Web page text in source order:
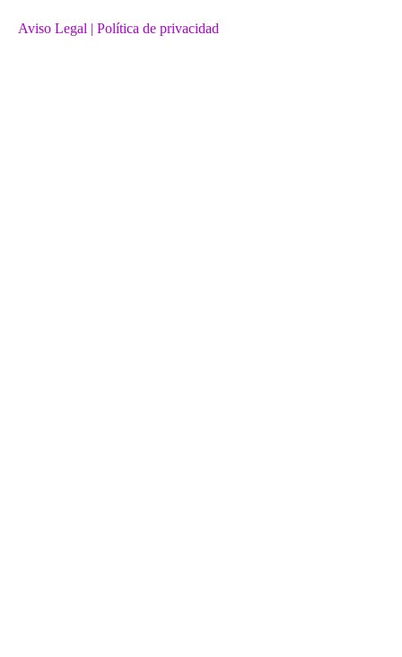
Aviso Legal | Política de privacidad